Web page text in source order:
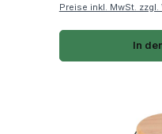
Preise inkl. MwSt.
In